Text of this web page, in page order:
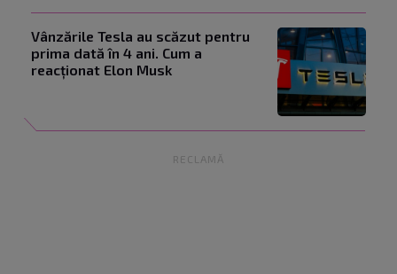
Vânzările Tesla au scăzut pentru
prima dată în 4 ani. Cum a
reacționat Elon Musk
RECLAMĂ